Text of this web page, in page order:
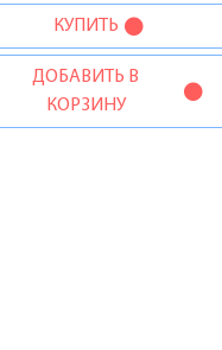
КУПИТЬ
ДОБАВИТЬ В
КОРЗИНУ